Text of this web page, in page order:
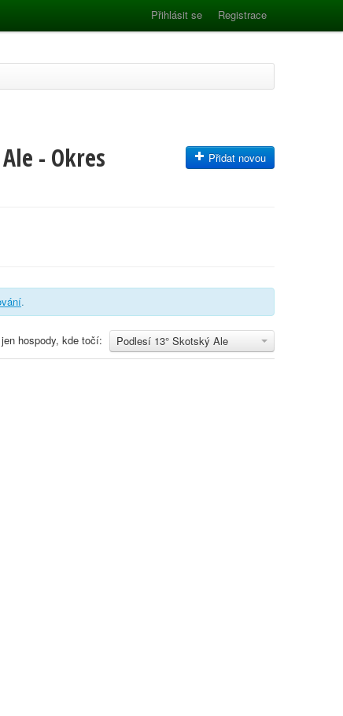
Přihlásit se Registrace
- Okres Přidat novou
.
Podlesí 13° Skotský Ale
hospody, kde točí: